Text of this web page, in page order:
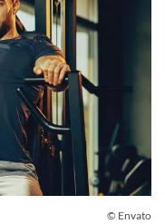
© Envato